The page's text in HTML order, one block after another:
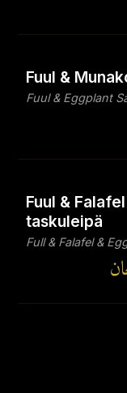
Fuul &
Fuul & Eggplant
Fuul &
taskuleipä
Full & Falafel &